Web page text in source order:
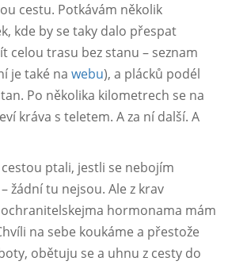
cestu. Potkávám několik
kde by se taky dalo přespat
celou trasu bez stanu – seznam
je také na webu), a plácků podél
Po několika kilometrech se na
kráva s teletem. A za ní další. A
ptali, jestli se nebojím
žádní tu nejsou. Ale z krav
hormonama mám
na sebe koukáme a přestože
obětuju se a uhnu z cesty do